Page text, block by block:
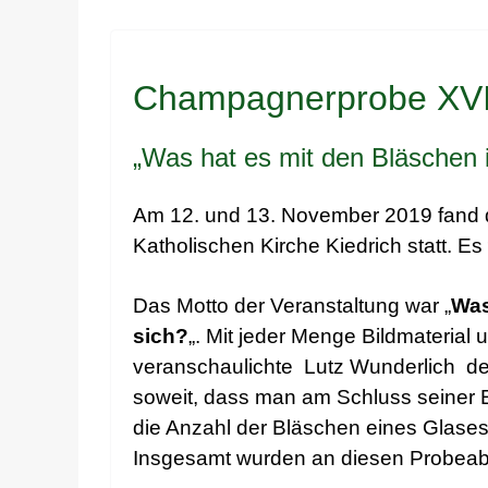
Champagnerprobe XVI
„Was hat es mit den
Am 12. und 13. November 2019 fand
Katholischen Kirche Kiedrich statt.
Das Motto der Veranstaltung war „
sich?„. Mit jeder Menge Bildmaterial
veranschaulichte Lutz Wunderlich
soweit, dass man am Schluss seiner
die Anzahl der Bläschen eines
Insgesamt wurden an diesen